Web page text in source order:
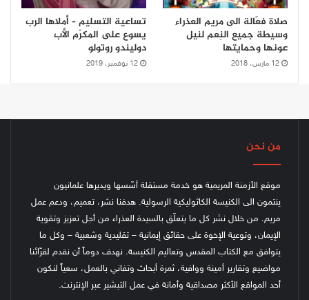
صلاة فعّالة الى مريم العذراء
وسيطة جميع النِعم لنيل
عونها وحمايتها
12 مارس، 2018
تساعية التسليم – أملاها الرب
يسوع على المكرّم الأب
دوليندو روتولو
12 نوفمبر، 2019
من نحن
موقع الأزمنة المريمية هو خدمة مستقلة أسّسها ويديرها علمانيون
ينتمون الى الكنيسة الكاثوليكية الرسولية. هدفنا نشر، تعميم، ودعم عمل
مريم. من خلال نشر كل ما يتعلّق بالسيدة العذراء من أجل تعزيز وتقوية
الإيمان، وتوعية الإخوة على حقائق إيمانية – تقليدية وشعبية – وكل ما
يتوافق مع الكتاب المقدس وتعاليم الكنيسة. نهدف دوماً أن نقدم لقرّائنا
مواضيع وتقارير أمينة ووافية، ثمرة أبحاث وتفاني بالعمل، سعياً لنكون
أحد المواقع الأكثر مصداقية وأمانة في عمل التبشير عبر الإنترنت.